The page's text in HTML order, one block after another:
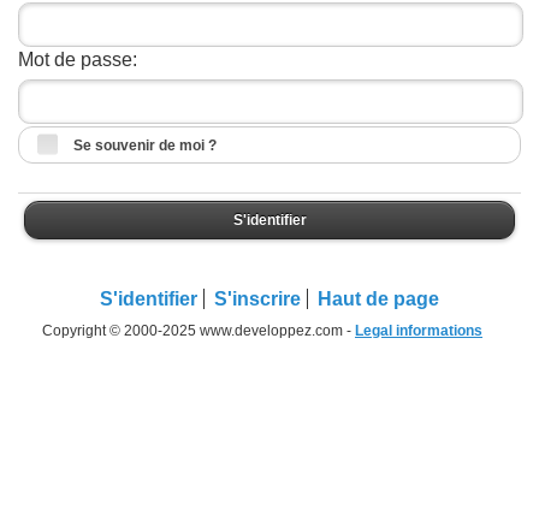
Mot de passe:
Se souvenir de moi ?
S'identifier
S'identifier S'inscrire Haut de page
Copyright © 2000-2025 www.developpez.com - Legal informations